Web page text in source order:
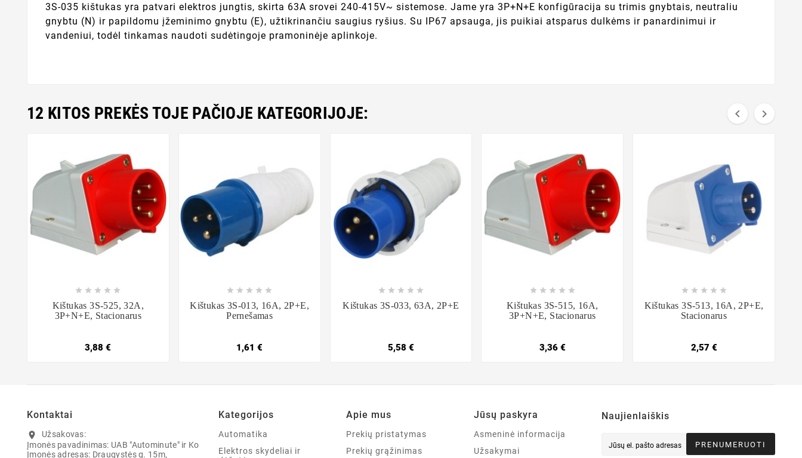
3S-035 kištukas yra patvari elektros jungtis, skirta 63A srovei 240-415V~ sistemose. Jame yra 3P+N+E konfigūracija su trimis gnybtais, neutraliu
gnybtu (N) ir papildomu įžeminimo gnybtu (E), užtikrinančiu saugius ryšius. Su IP67 apsauga, jis puikiai atsparus dulkėms ir panardinimui ir
vandeniui, todėl tinkamas naudoti sudėtingoje pramoninėje aplinkoje.
12 KITOS PREKĖS TOJE PAČIOJE KATEGORIJOJE:  
    
Kištukas 3S-525, 32A,
3P+N+E, Stacionarus
3,88 €
    
Kištukas 3S-013, 16A, 2P+E,
Pernešamas
1,61 €
    
Kištukas 3S-033, 63A, 2P+E
5,58 €
    
Kištukas 3S-515, 16A,
3P+N+E, Stacionarus
3,36 €
    
Kištukas 3S-513, 16A, 2P+E,
Stacionarus
2,57 €
Kontaktai
location_on
Užsakovas:
Įmonės pavadinimas: UAB "Autominute" ir Ko
Įmonės adresas: Draugystės g. 15m,
Kategorijos
Automatika
Elektros skydeliai ir
Apie mus
Prekių pristatymas
Prekių grąžinimas
Jūsų paskyra
Asmeninė informacija
Užsakymai
Naujienlaiškis
PRENUMERUOTI